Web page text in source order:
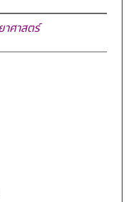
ศาสตร์